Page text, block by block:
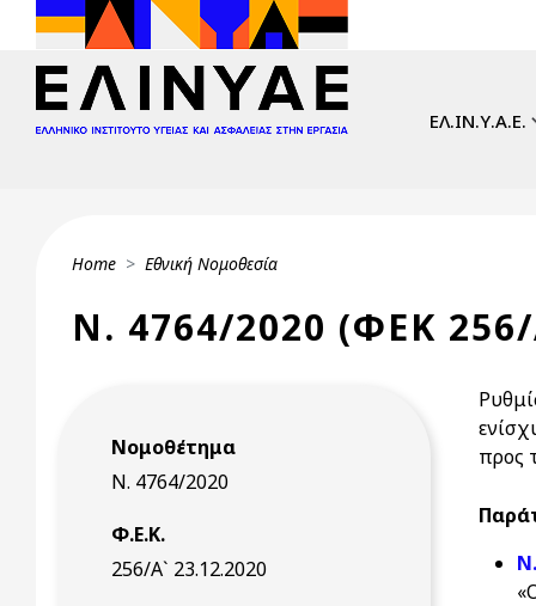
Skip to main content
ΕΛ.ΙΝ.Υ.Α.Ε.
Breadcrumb
Home Εθνική Νομοθεσία
Ν. 4764/2020 (ΦΕΚ
Νομοθέτημα
Ν. 4764/2020
Φ.Ε.Κ.
256/Α` 23.12.2020
προς